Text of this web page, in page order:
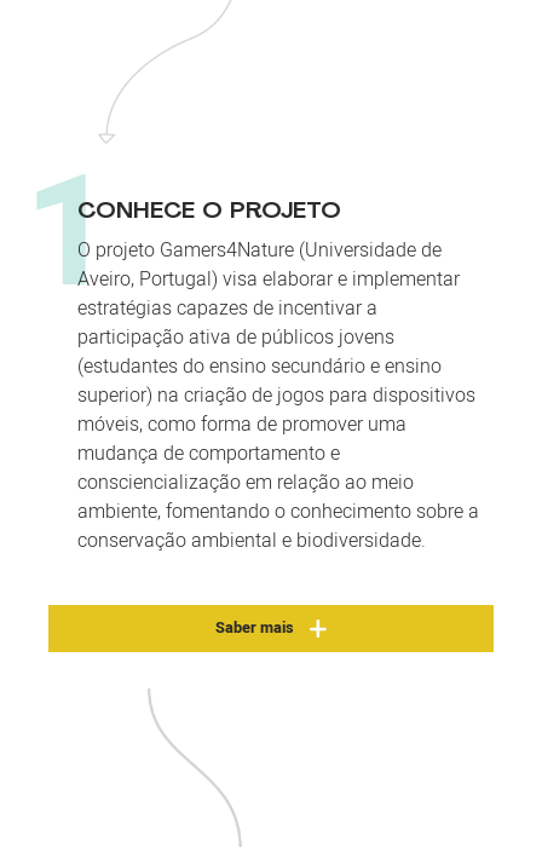
1CONHECE O PROJETO
O projeto Gamers4Nature (Universidade de
Aveiro, Portugal) visa elaborar e implementar
estratégias capazes de incentivar a
participação ativa de públicos jovens
(estudantes do ensino secundário e ensino
superior) na criação de jogos para dispositivos
móveis, como forma de promover uma
mudança de comportamento e
consciencialização em relação ao meio
ambiente, fomentando o conhecimento sobre a
conservação ambiental e biodiversidade.
Saber mais